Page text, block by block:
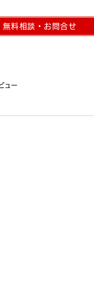
無料相談・お問合せ
ュー